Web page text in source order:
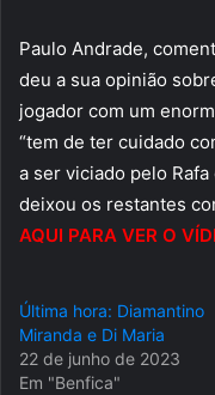
Paulo Andrade,
deu a sua opinião
jogador com um
“tem de ter cuidado
a ser viciado pelo Rafa
deixou os restantes
AQUI PARA VER O
Última hora: Diamantino
Miranda e Di Maria
22 de junho de 2023
Em "Benfica"